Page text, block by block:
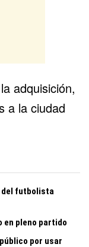
adquisición,
a la ciudad
del futbolista
en pleno partido
por usar